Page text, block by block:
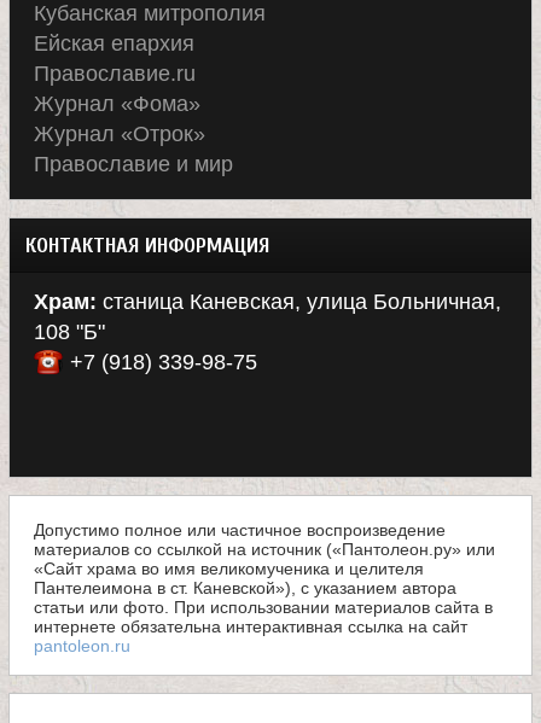
Кубанская митрополия
Ейская епархия
Православие.ru
Журнал «Фома»
Журнал «Отрок»
Православие и мир
КОНТАКТНАЯ ИНФОРМАЦИЯ
Храм: станица Каневская, улица Больничная,
108 "Б"
+7 (918) 339-98-75
Допустимо полное или частичное воспроизведение
материалов со ссылкой на источник («Пантолеон.ру» или
«Сайт храма во имя великомученика и целителя
Пантелеимона в ст. Каневской»), с указанием автора
статьи или фото. При использовании материалов сайта в
интернете обязательна интерактивная ссылка на сайт
pantoleon.ru